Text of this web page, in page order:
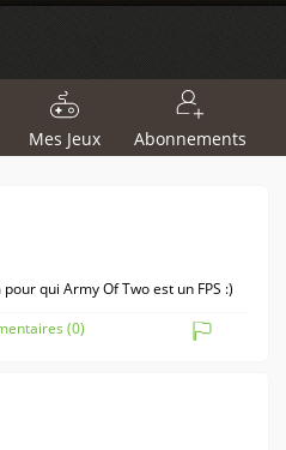
Mes Jeux Abonnements
qui Army Of Two est un FPS :)
(0)